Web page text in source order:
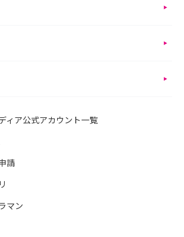
ィア公式アカウント一覧
請
マン